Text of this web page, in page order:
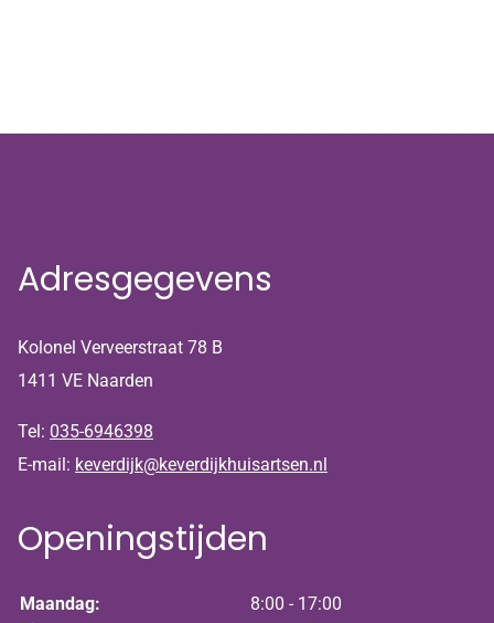
Adresgegevens
Kolonel Verveerstraat 78 B
1411 VE Naarden
Tel: 035-6946398
E-mail: keverdijk@keverdijkhuisartsen.nl
Openingstijden
Maandag:
8:00 - 17:00